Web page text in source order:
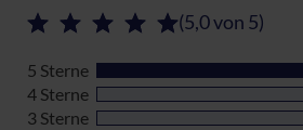
(5,0 von 5)
5 Sterne
4 Sterne
3 Sterne